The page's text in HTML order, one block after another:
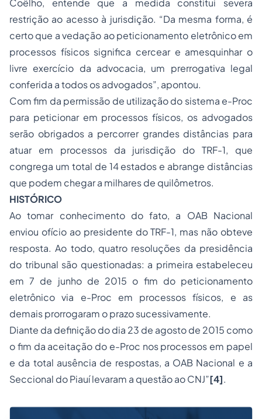
Coêlho, entende que a medida constitui severa
restrição ao acesso à jurisdição. “Da mesma forma, é
certo que a vedação ao peticionamento eletrônico em
processos físicos significa cercear e amesquinhar o
livre exercício da advocacia, um prerrogativa legal
conferida a todos os advogados”, apontou.
Com fim da permissão de utilização do sistema e-Proc
para peticionar em processos físicos, os advogados
serão obrigados a percorrer grandes distâncias para
atuar em processos da jurisdição do TRF-1, que
congrega um total de 14 estados e abrange distâncias
que podem chegar a milhares de quilômetros.
HISTÓRICO
Ao tomar conhecimento do fato, a OAB Nacional
enviou ofício ao presidente do TRF-1, mas não obteve
resposta. Ao todo, quatro resoluções da presidência
do tribunal são questionadas: a primeira estabeleceu
em 7 de junho de 2015 o fim do peticionamento
eletrônico via e-Proc em processos físicos, e as
demais prorrogaram o prazo sucessivamente.
Diante da definição do dia 23 de agosto de 2015 como
o fim da aceitação do e-Proc nos processos em papel
e da total ausência de respostas, a OAB Nacional e a
Seccional do Piauí levaram a questão ao CNJ”[4].